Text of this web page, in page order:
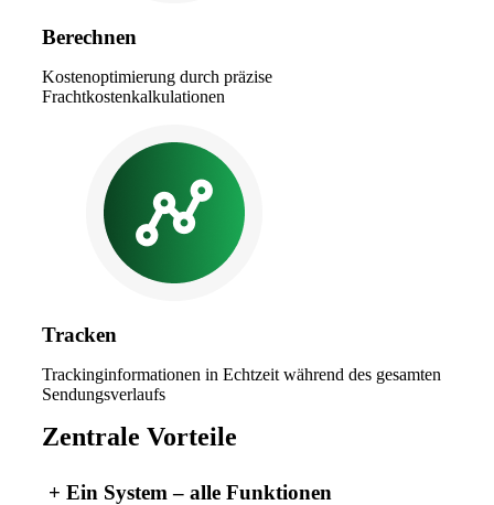
Berechnen
Kostenoptimierung durch präzise
Frachtkostenkalkulationen
Tracken
Trackinginformationen in Echtzeit während des gesamten
Sendungsverlaufs
Zentrale Vorteile
+ Ein System – alle Funktionen